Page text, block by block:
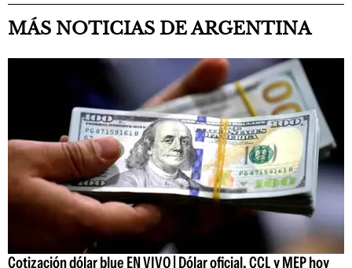
MÁS NOTICIAS DE ARGENTINA
Cotización dólar blue EN VIVO | Dólar oficial, CCL y MEP hoy